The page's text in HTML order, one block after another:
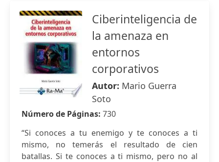
Ciberinteligencia de
la amenaza en
entornos
corporativos
Autor: Mario Guerra
Soto
Número de Páginas: 730
“Si conoces a tu enemigo y te conoces a ti
mismo, no temerás el resultado de cien
batallas. Si te conoces a ti mismo, pero no al